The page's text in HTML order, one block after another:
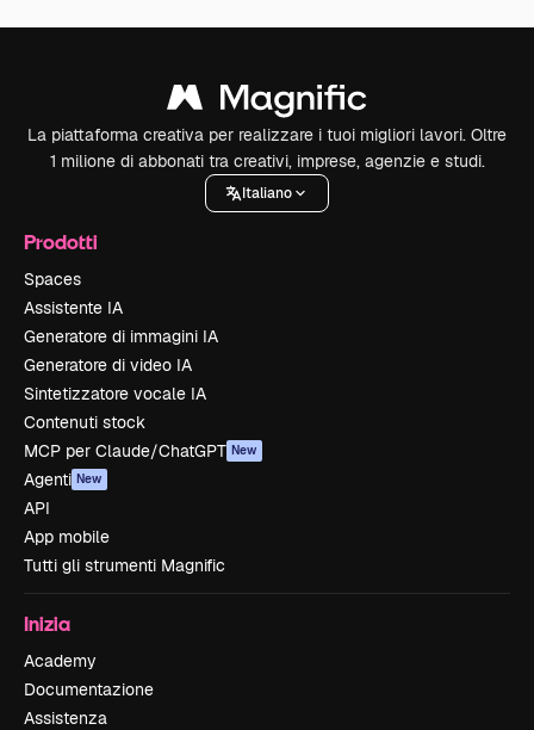
La piattaforma creativa per realizzare i tuoi migliori lavori. Oltre
1 milione di abbonati tra creativi, imprese, agenzie e studi.
Italiano
Prodotti
Spaces
Assistente IA
Generatore di immagini IA
Generatore di video IA
Sintetizzatore vocale IA
Contenuti stock
MCP per Claude/ChatGPT New
Agenti New
API
App mobile
Tutti gli strumenti Magnific
Inizia
Academy
Documentazione
Assistenza